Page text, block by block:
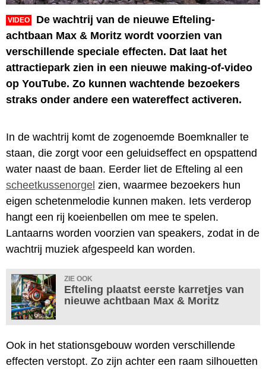
VIDEO
De wachtrij van de nieuwe Efteling-
achtbaan Max & Moritz wordt voorzien van
verschillende speciale effecten. Dat laat het
attractiepark zien in een nieuwe making-of-video
op YouTube. Zo kunnen wachtende bezoekers
straks onder andere een watereffect activeren.
In de wachtrij komt de zogenoemde Boemknaller te
staan, die zorgt voor een geluidseffect en opspattend
water naast de baan. Eerder liet de Efteling al een
scheetkussenorgel zien, waarmee bezoekers hun
eigen schetenmelodie kunnen maken. Iets verderop
hangt een rij koeienbellen om mee te spelen.
Lantaarns worden voorzien van speakers, zodat in de
wachtrij muziek afgespeeld kan worden.
ZIE OOK
Efteling plaatst eerste karretjes van
nieuwe achtbaan Max & Moritz
Ook in het stationsgebouw worden verschillende
effecten verstopt. Zo zijn achter een raam silhouetten